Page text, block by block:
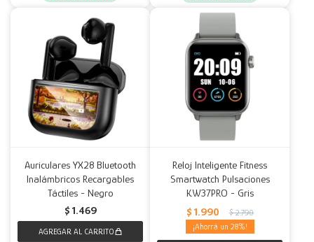
Auriculares YX28 Bluetooth
Inalámbricos Recargables
Táctiles - Negro
$ 1.469
Reloj Inteligente Fitness
Smartwatch Pulsaciones
KW37PRO - Gris
$ 1.990 $ 2.790
28